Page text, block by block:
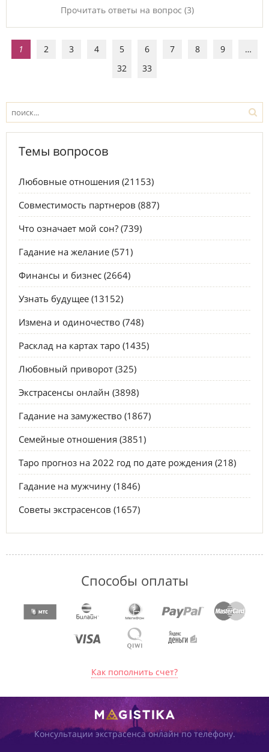
Прочитать ответы на вопрос (3)
1 2 3 4 5 6 7 8 9
…
32
33
Темы вопросов
Любовные отношения (21153)
Совместимость партнеров (887)
Что означает мой сон? (739)
Гадание на желание (571)
Финансы и бизнес (2664)
Узнать будущее (13152)
Измена и одиночество (748)
Расклад на картах таро (1435)
Любовный приворот (325)
Экстрасенсы онлайн (3898)
Гадание на замужество (1867)
Семейные отношения (3851)
Таро прогноз на 2022 год по дате рождения (218)
Гадание на мужчину (1846)
Советы экстрасенсов (1657)
Способы оплаты
Как пополнить счет?
Консультации экстрасенса онлайн по телефону.